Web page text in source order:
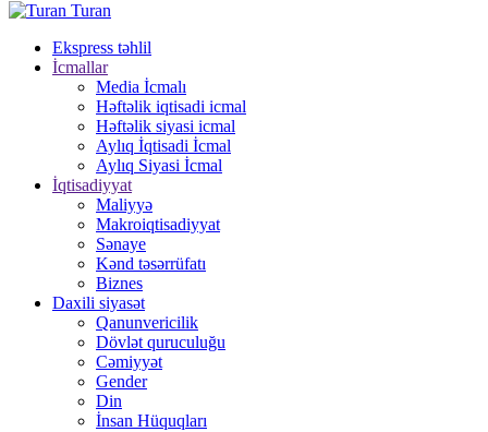
Turan
Ekspress təhlil
İcmallar
Media İcmalı
Həftəlik iqtisadi icmal
Həftəlik siyasi icmal
Aylıq İqtisadi İcmal
Aylıq Siyasi İcmal
İqtisadiyyat
Maliyyə
Makroiqtisadiyyat
Sənaye
Kənd təsərrüfatı
Biznes
Daxili siyasət
Qanunvericilik
Dövlət quruculuğu
Cəmiyyət
Gender
Din
İnsan Hüquqları